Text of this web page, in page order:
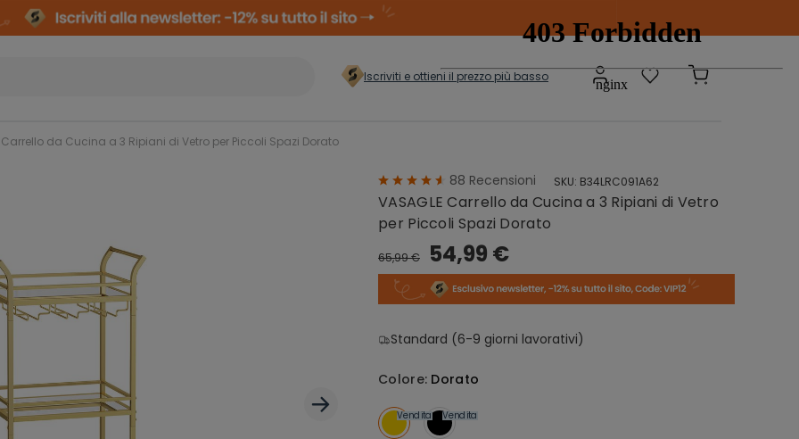
Iscriviti e ottieni il prezzo più basso
casa>
Armadi
Componibili
Scatole e
Contenitori
Organizzazione
Cassepanche Grucce
Carrello da Cucina a 3 Ripiani di Vetro per Piccoli Spazi Dorato
88 Recensioni SKU: B34LRC091A62
VASAGLE Carrello da Cucina a 3 Ripiani di Vetro
per Piccoli Spazi Dorato
65,99 € 54,99 €
Standard (6-9 giorni lavorativi)
Colore: Dorato
Vendita Vendita